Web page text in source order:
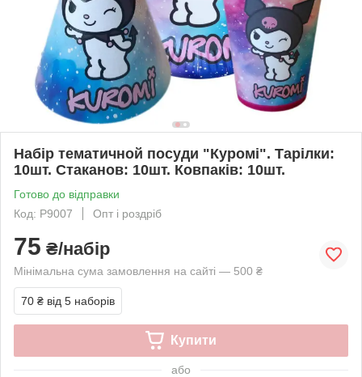
Набір тематичной посуди "Куромi". Тарілки:
10шт. Стаканов: 10шт. Ковпаків: 10шт.
Готово до відправки
Код: P9007
Опт і роздріб
75 ₴/набір
Мінімальна сума замовлення на сайті — 500 ₴
70 ₴ від 5 наборів
Купити
або